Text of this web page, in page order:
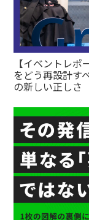
【イベントレ
をどう再設計す
の新しい正しさ